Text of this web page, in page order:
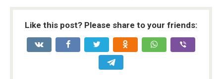
Like this post? Please share to your friends: